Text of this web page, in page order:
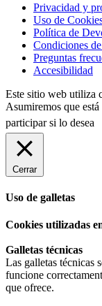
Privacidad y
Uso de
Política de
Condiciones
Preguntas
Accesibilidad
Este sitio web utiliza
Asumiremos que
participar si lo desea
Cerrar
Uso de galletas
Cookies utilizadas
Galletas técnicas
Las galletas técnicas
funcione
que ofrece.